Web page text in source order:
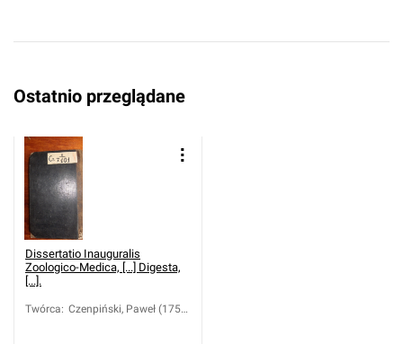
Ostatnio przeglądane
Dissertatio Inauguralis
Zoologico-Medica, [...] Digesta,
[...].
Twórca: Czenpiński, Paweł (1755-